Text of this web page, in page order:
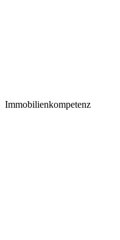
Immobilienkompetenz